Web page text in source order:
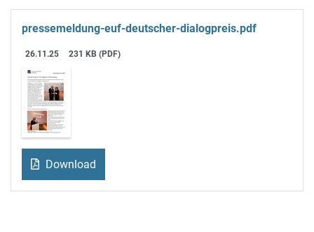
pressemeldung-euf-deutscher-dialogpreis.pdf
26.11.25 231 KB (PDF)
Download